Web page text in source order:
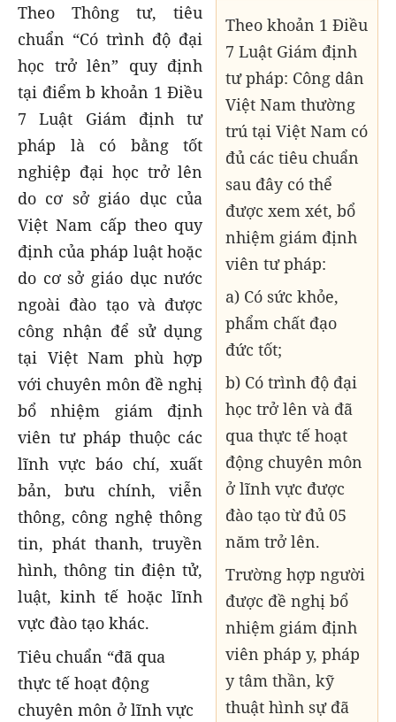
Theo khoản 1 Điều
7 Luật Giám định
tư pháp: Công dân
Việt Nam thường
trú tại Việt Nam có
đủ các tiêu chuẩn
sau đây có thể
được xem xét, bổ
nhiệm giám định
viên tư­ pháp:
a) Có sức khỏe,
phẩm chất đạo
đức tốt;
b) Có trình độ đại
học trở lên và đã
qua thực tế hoạt
động chuyên môn
ở lĩnh vực được
đào tạo từ đủ 05
năm trở lên.
Trường hợp người
được đề nghị bổ
nhiệm giám định
viên pháp y, pháp
y tâm thần, kỹ
thuật hình sự đã
Theo Thông tư, tiêu
chuẩn “Có trình độ đại
học trở lên” quy định
tại điểm b khoản 1 Điều
7 Luật Giám định tư
pháp là có bằng tốt
nghiệp đại học trở lên
do cơ sở giáo dục của
Việt Nam cấp theo quy
định của pháp luật hoặc
do cơ sở giáo dục nước
ngoài đào tạo và được
công nhận để sử dụng
tại Việt Nam phù hợp
với chuyên môn đề nghị
bổ nhiệm giám định
viên tư pháp thuộc các
lĩnh vực báo chí, xuất
bản, bưu chính, viễn
thông, công nghệ thông
tin, phát thanh, truyền
hình, thông tin điện tử,
luật, kinh tế hoặc lĩnh
vực đào tạo khác.
Tiêu chuẩn “đã qua
thực tế hoạt động
chuyên môn ở lĩnh vực